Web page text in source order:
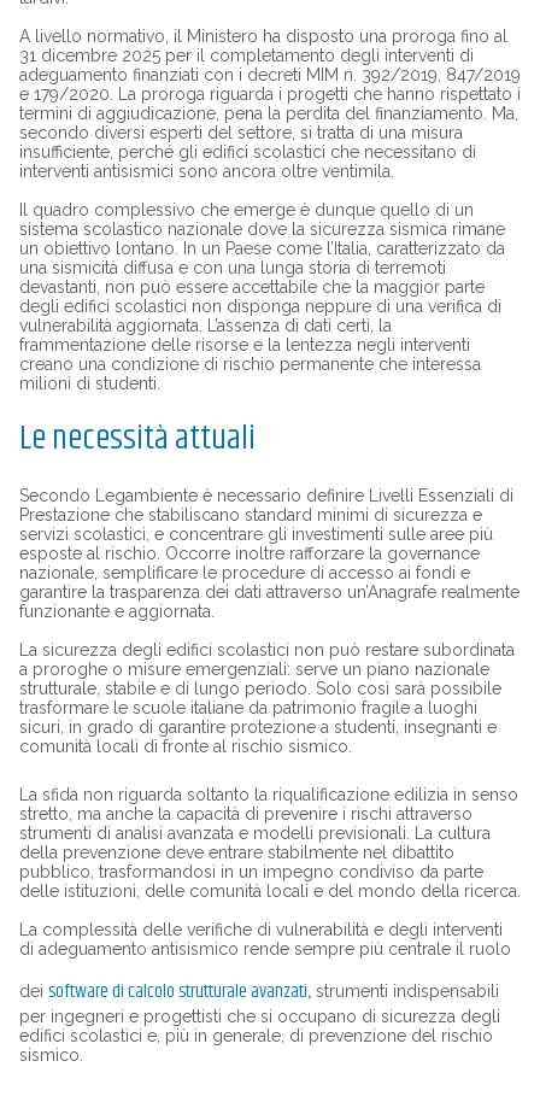
A livello normativo, il Ministero ha disposto una proroga fino al
31 dicembre 2025 per il completamento degli interventi di
adeguamento finanziati con i decreti MIM n. 392/2019, 847/2019
e 179/2020. La proroga riguarda i progetti che hanno rispettato i
termini di aggiudicazione, pena la perdita del finanziamento. Ma,
secondo diversi esperti del settore, si tratta di una misura
insufficiente, perché gli edifici scolastici che necessitano di
interventi antisismici sono ancora oltre ventimila.
Il quadro complessivo che emerge è dunque quello di un
sistema scolastico nazionale dove la sicurezza sismica rimane
un obiettivo lontano. In un Paese come l’Italia, caratterizzato da
una sismicità diffusa e con una lunga storia di terremoti
devastanti, non può essere accettabile che la maggior parte
degli edifici scolastici non disponga neppure di una verifica di
vulnerabilità aggiornata. L’assenza di dati certi, la
frammentazione delle risorse e la lentezza negli interventi
creano una condizione di rischio permanente che interessa
milioni di studenti.
Le necessità attuali
Secondo Legambiente è necessario definire Livelli Essenziali di
Prestazione che stabiliscano standard minimi di sicurezza e
servizi scolastici, e concentrare gli investimenti sulle aree più
esposte al rischio. Occorre inoltre rafforzare la governance
nazionale, semplificare le procedure di accesso ai fondi e
garantire la trasparenza dei dati attraverso un’Anagrafe realmente
funzionante e aggiornata.
La sicurezza degli edifici scolastici non può restare subordinata
a proroghe o misure emergenziali: serve un piano nazionale
strutturale, stabile e di lungo periodo. Solo così sarà possibile
trasformare le scuole italiane da patrimonio fragile a luoghi
sicuri, in grado di garantire protezione a studenti, insegnanti e
comunità locali di fronte al rischio sismico.
La sfida non riguarda soltanto la riqualificazione edilizia in senso
stretto, ma anche la capacità di prevenire i rischi attraverso
strumenti di analisi avanzata e modelli previsionali. La cultura
della prevenzione deve entrare stabilmente nel dibattito
pubblico, trasformandosi in un impegno condiviso da parte
delle istituzioni, delle comunità locali e del mondo della ricerca.
La complessità delle verifiche di vulnerabilità e degli interventi
di adeguamento antisismico rende sempre più centrale il ruolo
dei software di calcolo strutturale avanzati,strumenti indispensabili
per ingegneri e progettisti che si occupano di sicurezza degli
edifici scolastici e, più in generale, di prevenzione del rischio
sismico.